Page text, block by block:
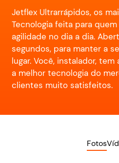
Jetflex Ultrarrápidos, os
Tecnologia feita para
agilidade no dia a dia.
segundos, para manter a
lugar. Você, instalador,
a melhor tecnologia do
clientes muito satisfeitos.
Fotos